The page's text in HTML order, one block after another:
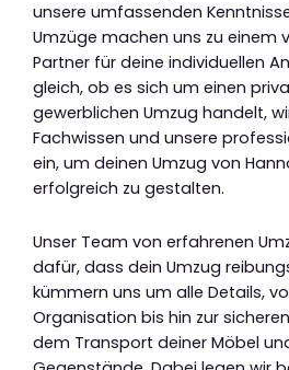
unsere umfassenden
Umzüge machen uns zu einem
Partner für deine individuellen
gleich, ob es sich um einen
gewerblichen Umzug handelt,
Fachwissen und unsere
ein, um deinen Umzug von
erfolgreich zu gestalten.
Unser Team von erfahrenen
dafür, dass dein Umzug
kümmern uns um alle Details,
Organisation bis hin zur
dem Transport deiner Möbel